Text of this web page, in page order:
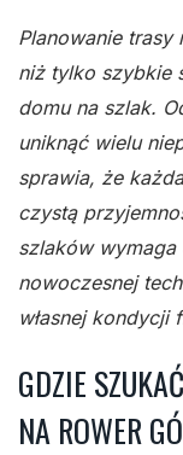
Planowanie
niż tylko szybkie
domu na szlak.
uniknąć wielu
sprawia, że
czystą
szlaków wymaga
nowoczesnej
własnej kondycji
GDZIE
NA ROWER